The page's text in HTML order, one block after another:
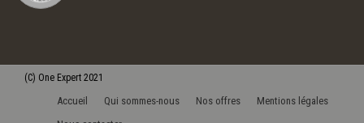
(C) One Expert 2021
Accueil Qui sommes-nous Nos offres
Mentions légales